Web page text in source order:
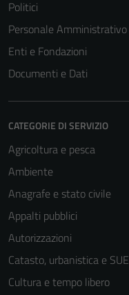
Politici
Personale Amministrativo
Enti e Fondazioni
Documenti e Dati
CATEGORIE DI SERVIZIO
Agricoltura e pesca
Ambiente
Anagrafe e stato civile
Appalti pubblici
Autorizzazioni
Catasto, urbanistica e SUE
Cultura e tempo libero